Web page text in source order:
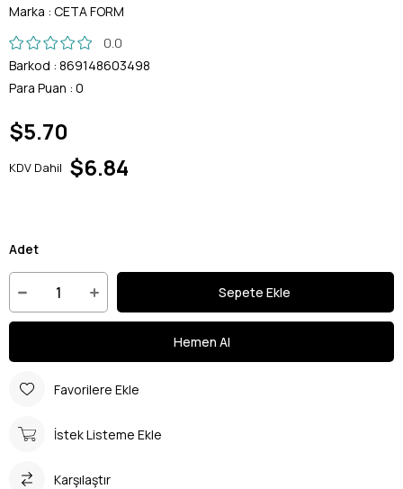
Marka : CETA FORM
0.0
Barkod : 869148603498
Para Puan : 0
$5.70
KDV Dahil $6.84
Adet
Favorilere Ekle
İstek Listeme Ekle
Karşılaştır